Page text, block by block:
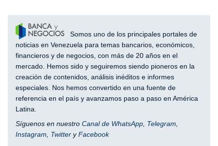
Somos uno de los principales portales de
noticias en Venezuela para temas bancarios, económicos,
financieros y de negocios, con más de 20 años en el
mercado. Hemos sido y seguiremos siendo pioneros en la
creación de contenidos, análisis inéditos e informes
especiales. Nos hemos convertido en una fuente de
referencia en el país y avanzamos paso a paso en América
Latina.
Síguenos en nuestro Canal de WhatsApp Telegram
Instagram
Twitter yFacebook